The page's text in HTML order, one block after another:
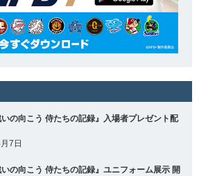
の向こう 侍たちの記録』入場者プレゼント配
7日
の向こう 侍たちの記録』ユニフォーム展示 開